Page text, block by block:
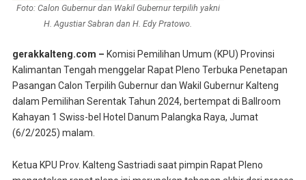
Foto: Calon Gubernur dan Wakil Gubernur terpilih yakni
H. Agustiar Sabran dan H. Edy Pratowo.
gerakkalteng.com – Komisi Pemilihan Umum (KPU) Provinsi
Kalimantan Tengah menggelar Rapat Pleno Terbuka Penetapan
Pasangan Calon Terpilih Gubernur dan Wakil Gubernur Kalteng
dalam Pemilihan Serentak Tahun 2024, bertempat di Ballroom
Kahayan 1 Swiss-bel Hotel Danum Palangka Raya, Jumat
(6/2/2025) malam.
Ketua KPU Prov. Kalteng Sastriadi saat pimpin Rapat Pleno